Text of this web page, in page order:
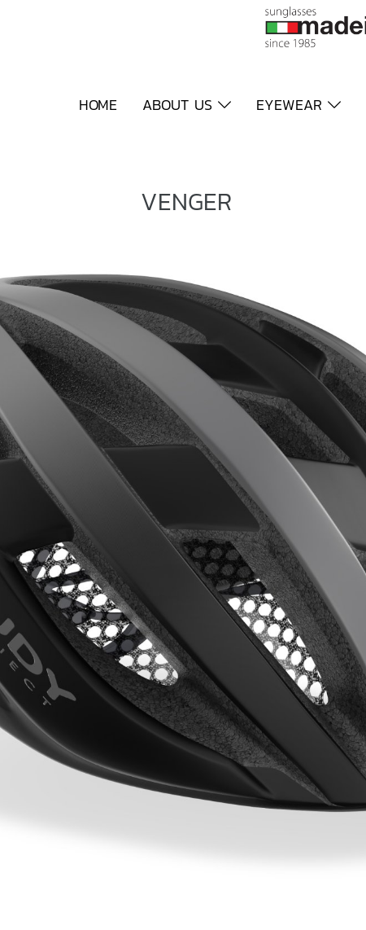
HOME ABOUT US EYEWEAR
VENGER